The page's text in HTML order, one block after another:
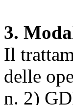
3.
Il
delle
n. 2)